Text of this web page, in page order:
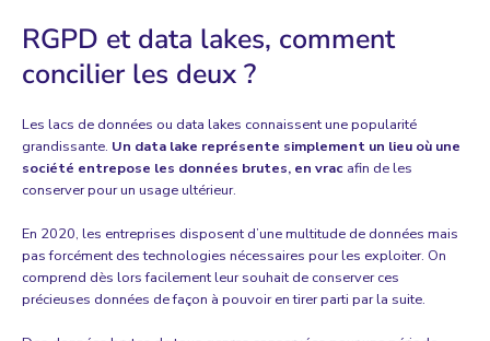
RGPD et data lakes, comment
concilier les deux ?
Les lacs de données ou data lakes connaissent une popularité
grandissante. Un data lake représente simplement un lieu où une
société entrepose les données brutes, en vrac afin de les
conserver pour un usage ultérieur.
En 2020, les entreprises disposent d’une multitude de données mais
pas forcément des technologies nécessaires pour les exploiter. On
comprend dès lors facilement leur souhait de conserver ces
précieuses données de façon à pouvoir en tirer parti par la suite.